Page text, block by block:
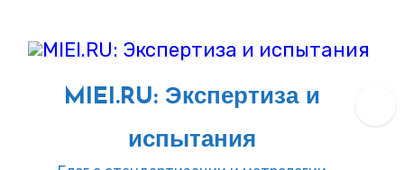
содержимому
MIEI.RU: Экспертиза и
испытания